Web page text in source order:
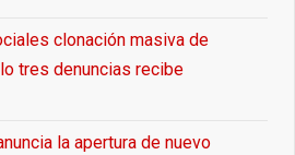
clonación masiva de
tres denuncias recibe
la apertura de nuevo